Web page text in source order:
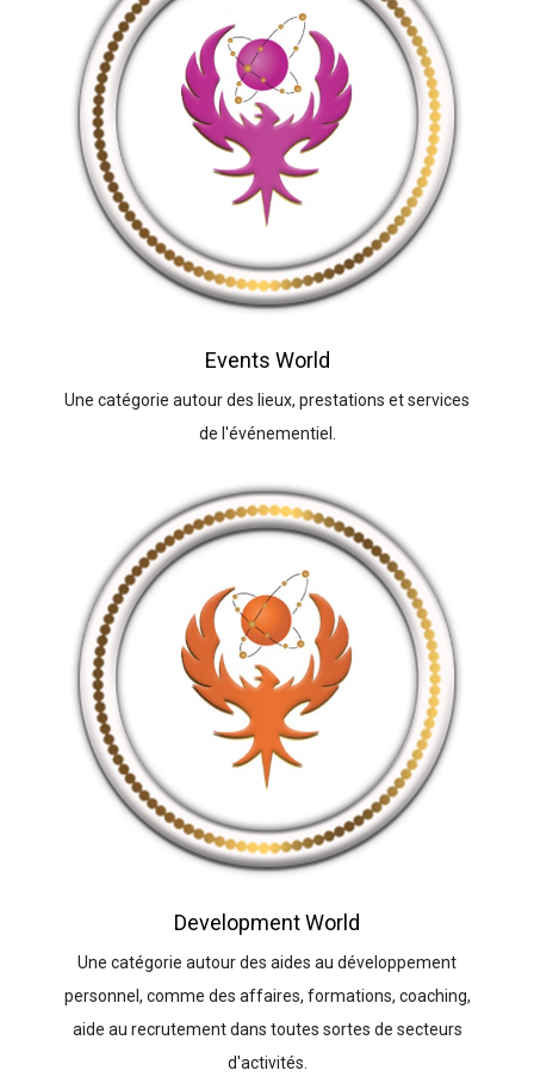
Events World
Une catégorie autour des lieux, prestations et services
de l'événementiel.
Development World
Une catégorie autour des aides au développement
personnel, comme des affaires, formations, coaching,
aide au recrutement dans toutes sortes de secteurs
d'activités.